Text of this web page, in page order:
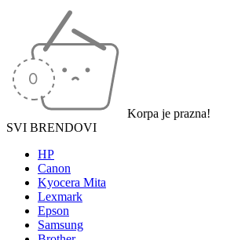
Korpa je prazna!
SVI BRENDOVI
HP
Canon
Kyocera Mita
Lexmark
Epson
Samsung